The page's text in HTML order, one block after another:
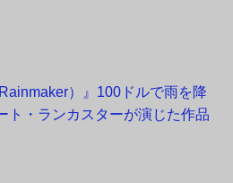
）』100ドルで雨を降
ト・ランカスターが演じた作品